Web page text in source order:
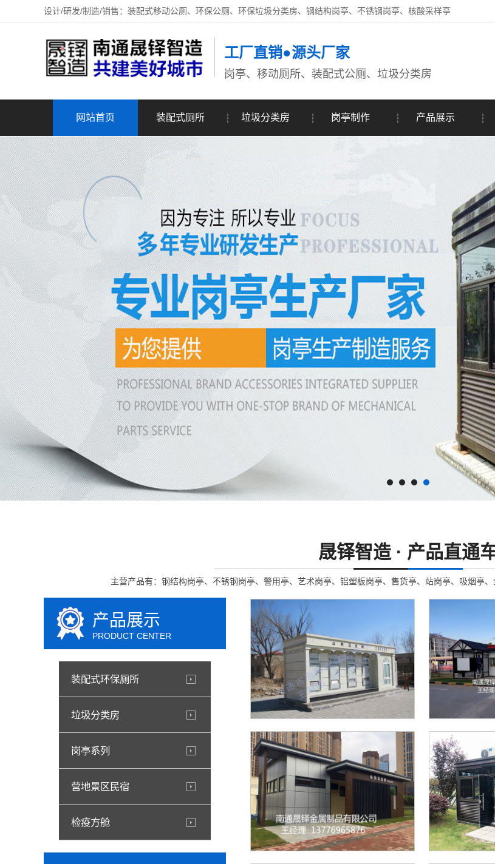
设计/研发/制造/销售：装配式移动公厕、环保公厕、环保垃圾分类房、钢结构岗亭、不锈钢岗亭、核酸采样亭
工厂直销●源头厂家
岗亭、移动厕所、装配式公厕、垃圾分类房
网站首页 装配式厕所 垃圾分类房 岗亭制作 产品展示
晟铎智造 · 产品直通
主营产品有：钢结构岗亭、不锈钢岗亭、警用亭、艺术岗亭、铝塑板岗亭、售货亭、站岗亭、吸烟亭
产品展示
PRODUCT CENTER
装配式环保厕所
垃圾分类房
岗亭系列
营地景区民宿
检疫方舱